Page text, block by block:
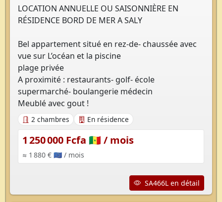
LOCATION ANNUELLE OU SAISONNIÈRE EN
RÉSIDENCE BORD DE MER A SALY
Bel appartement situé en rez-de- chaussée avec
vue sur L’océan et la piscine
plage privée
A proximité : restaurants- golf- école
supermarché- boulangerie médecin
Meublé avec gout !
2 chambres En résidence
1 250 000 Fcfa 🇸🇳 / mois
≈ 1 880 € 🇪🇺 / mois
SA466L en détail